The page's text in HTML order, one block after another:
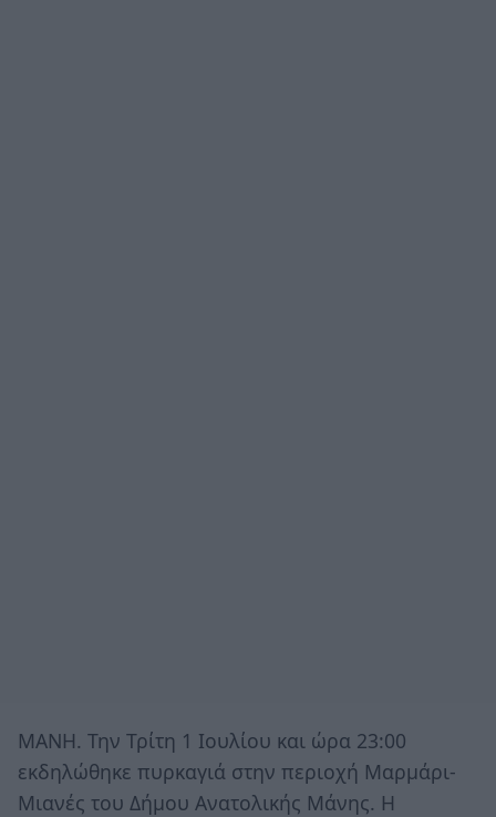
ΜΑΝΗ. Την Τρίτη 1 Ιουλίου και ώρα 23:00
εκδηλώθηκε πυρκαγιά στην περιοχή Μαρμάρι-
Μιανές του Δήμου Ανατολικής Μάνης. Η